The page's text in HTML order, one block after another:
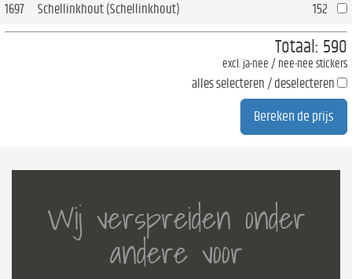
1697
Schellinkhout (Schellinkhout) 152
Totaal: 590
excl. ja-nee / nee-nee stickers
alles selecteren / deselecteren
Wij verspreiden onder
andere voor